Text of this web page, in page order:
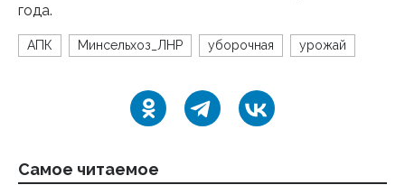
года.
АПК Минсельхоз_ЛНР уборочная урожай
Самое читаемое